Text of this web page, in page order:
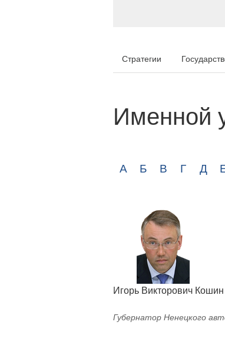
Стратегии
Именной
А Б В Г Д
Игорь Викторович Кошин
Губернатор Ненецкого